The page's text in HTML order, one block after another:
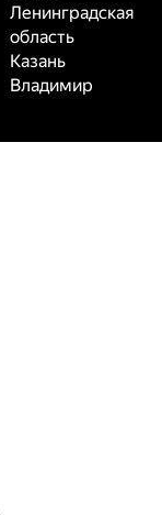
Ленинградская
область
Казань
Владимир